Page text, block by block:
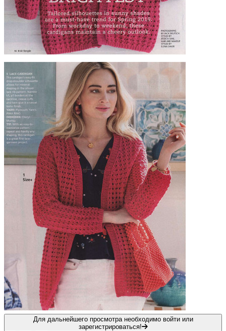
Для дальнейшего просмотра необходимо войти или
зарегистрироваться!